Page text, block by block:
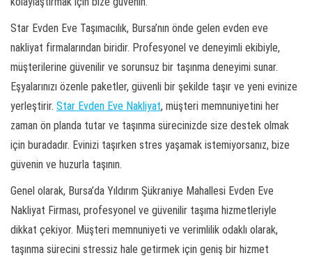
Star Evden Eve Taşımacılık, Bursa’nın önde gelen evden eve
nakliyat firmalarından biridir. Profesyonel ve deneyimli ekibiyle,
müşterilerine güvenilir ve sorunsuz bir taşınma deneyimi sunar.
Eşyalarınızı özenle paketler, güvenli bir şekilde taşır ve yeni evinize
yerleştirir. Star Evden Eve Nakliyat, müşteri memnuniyetini her
zaman ön planda tutar ve taşınma sürecinizde size destek olmak
için buradadır. Evinizi taşırken stres yaşamak istemiyorsanız, bize
güvenin ve huzurla taşının.
Genel olarak, Bursa’da Yıldırım Şükraniye Mahallesi Evden Eve
Nakliyat Firması, profesyonel ve güvenilir taşıma hizmetleriyle
dikkat çekiyor. Müşteri memnuniyeti ve verimlilik odaklı olarak,
taşınma sürecini stressiz hale getirmek için geniş bir hizmet